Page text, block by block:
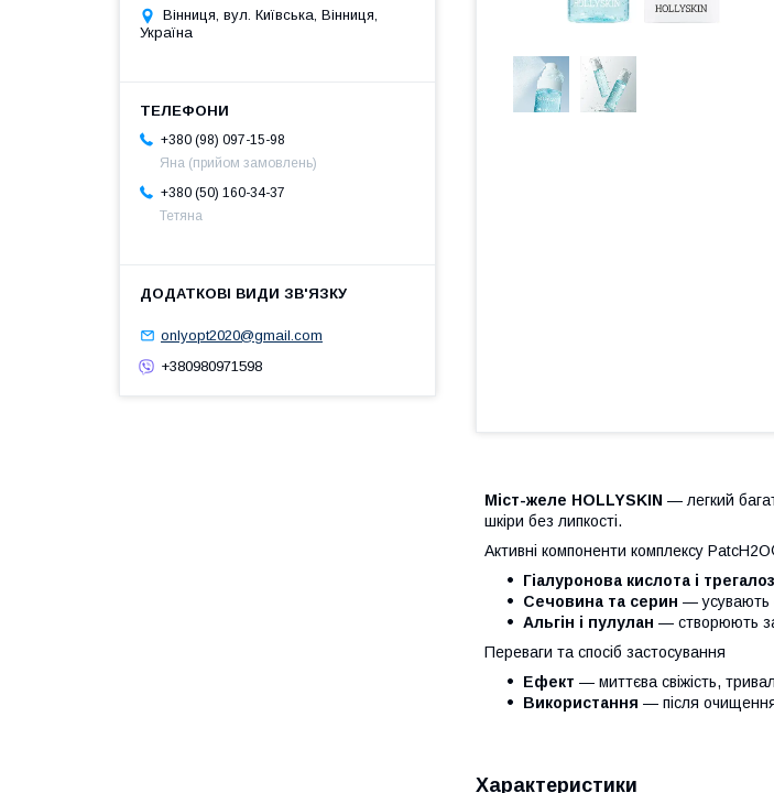
Міст-желе HOLLYSKIN — легкий
шкіри без липкості.
Активні компоненти комплексу
Гіалуронова кислота і
Сечовина та серин — усувають
Альгін і пулулан — створюють
Переваги та спосіб застосування
Ефект — миттєва свіжість,
Використання — після
Характеристики
Вінниця, вул. Київська, Вінниця,
Україна
+380 (98) 097-15-98
Яна (прийом замовлень)
+380 (50) 160-34-37
Тетяна
onlyopt2020@gmail.com
+380980971598